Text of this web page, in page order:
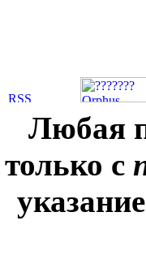
Любая
только с